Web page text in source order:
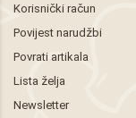
Korisnički račun
Povijest narudžbi
Povrati artikala
Lista želja
Newsletter